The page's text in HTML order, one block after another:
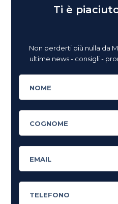
Ti è
Non perderti più nulla da
ultime news - consigli -